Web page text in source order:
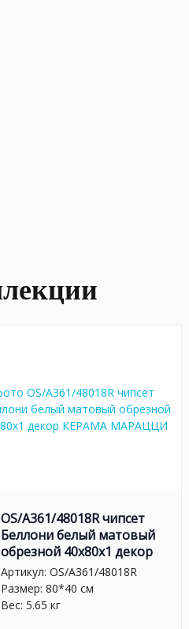
OS/A361/48018R чипсет
Беллони белый матовый
обрезной 40x80x1 декор
Артикул: OS/A361/48018R
Размер: 80*40 см
Вес: 5.65 кг